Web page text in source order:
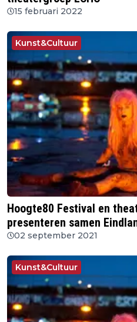
15 februari 2022
Kunst&Cultuur
Hoogte80 Festival en
presenteren samen
02 september 2021
Kunst&Cultuur